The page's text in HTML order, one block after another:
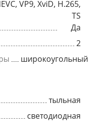
VP9, XviD, H.265,
TS
Да
2
широкоугольный
тыльная
светодиодная